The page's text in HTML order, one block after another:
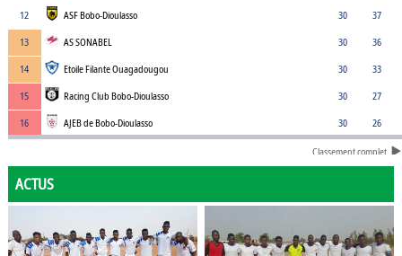
12
ASF Bobo-Dioulasso 30
37
13
AS SONABEL 30
36
14
Etoile Filante Ouagadougou 30
33
15
Racing Club Bobo-Dioulasso 30
27
16
AJEB de Bobo-Dioulasso 30 26
Classement complet
ACTUS